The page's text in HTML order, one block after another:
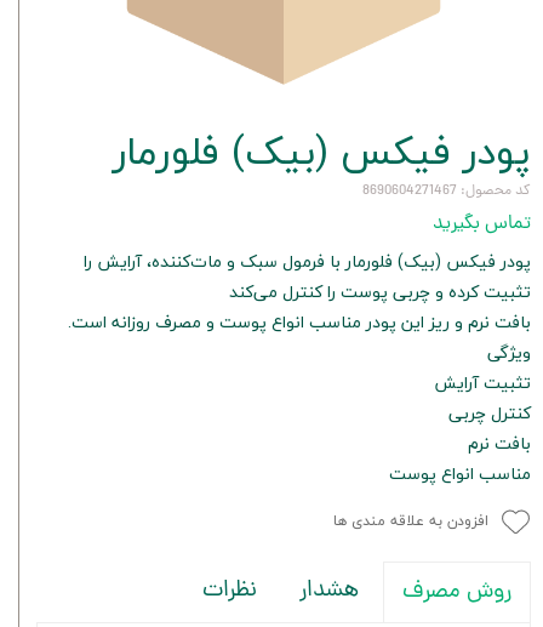
پودر فیکس (بیک) فلورمار
کد محصول: 8690604271467
تماس بگیرید
پودر فیکس (بیک) فلورمار با فرمول سبک و مات‌کننده، آرایش را
تثبیت کرده و چربی پوست را کنترل می‌کند
بافت نرم و ریز این پودر مناسب انواع پوست و مصرف روزانه است.
ویژگی
تثبیت آرایش
کنترل چربی
بافت نرم
مناسب انواع پوست
افزودن به علاقه مندی ها
روش مصرف هشدار نظرات